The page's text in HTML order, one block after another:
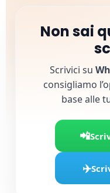
Non sai
Scrivici su
consigliamo
base alle
📲
✈️